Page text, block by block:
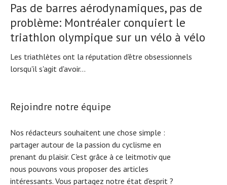
Pas de barres aérodynamiques, pas de
problème: Montréaler conquiert le
triathlon olympique sur un vélo à vélo
Les triathlètes ont la réputation d'être obsessionnels
lorsqu'il s'agit d'avoir...
Rejoindre notre équipe
Nos rédacteurs souhaitent une chose simple :
partager autour de la passion du cyclisme en
prenant du plaisir. C'est grâce à ce leitmotiv que
nous pouvons vous proposer des articles
intéressants. Vous partagez notre état d'esprit ?